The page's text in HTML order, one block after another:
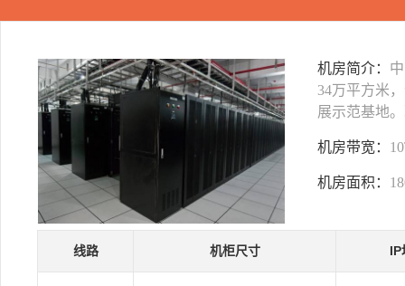
机房简介：
34万平方米
展示范基地
机房带宽：
机房面积：
线路 机柜尺寸 IP